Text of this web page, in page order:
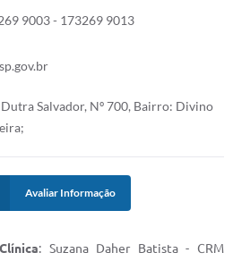
9003 - 173269 9013
Salvador, Nº 700, Bairro: Divino
Avaliar Informação
: Suzana Daher Batista - CRM